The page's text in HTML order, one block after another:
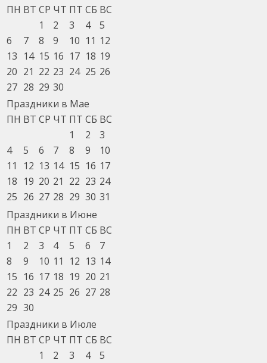
ПН ВТ СР ЧТ ПТ СБ ВС
1
2 3 4
5
6
7 8 9 10 11 12
13 14 15 16 17 18 19
20 21 22 23 24 25 26
27 28 29 30
Праздники в Мае
ПН ВТ СР ЧТ ПТ СБ ВС
1
2
3
4
5 6 7 8 9
10
11
12 13 14 15 16 17
18 19 20 21 22 23 24
25 26 27 28 29 30 31
Праздники в Июне
ПН ВТ СР ЧТ ПТ СБ ВС
1
2 3 4 5 6
7
8
9 10 11 12 13 14
15 16 17 18 19 20 21
22 23 24 25 26 27 28
29 30
Праздники в Июле
ПН ВТ СР ЧТ ПТ СБ ВС
1
2 3 4
5